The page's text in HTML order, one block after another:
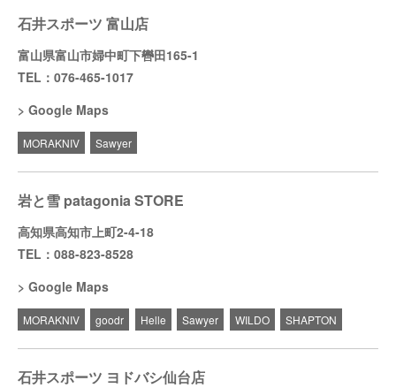
石井スポーツ 富山店
富山県富山市婦中町下轡田165-1
TEL：076-465-1017
Google Maps
MORAKNIV Sawyer
岩と雪 patagonia STORE
高知県高知市上町2-4-18
TEL：088-823-8528
Google Maps
MORAKNIV goodr Helle Sawyer WILDO SHAPTON
石井スポーツ ヨドバシ仙台店